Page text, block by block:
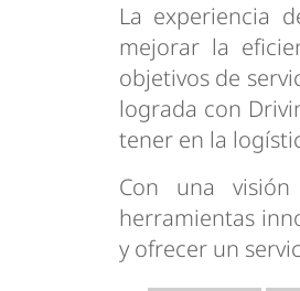
La experiencia
mejorar la
objetivos de
lograda con
tener en la
Con una
herramientas
y ofrecer un